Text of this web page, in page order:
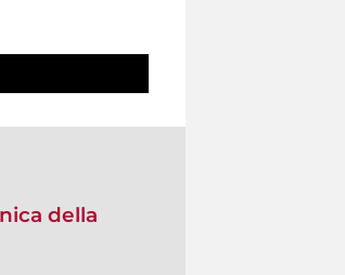
della